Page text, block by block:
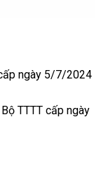
ngày 5/7/2024
TTTT cấp ngày